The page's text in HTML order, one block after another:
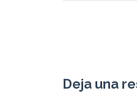
Deja una